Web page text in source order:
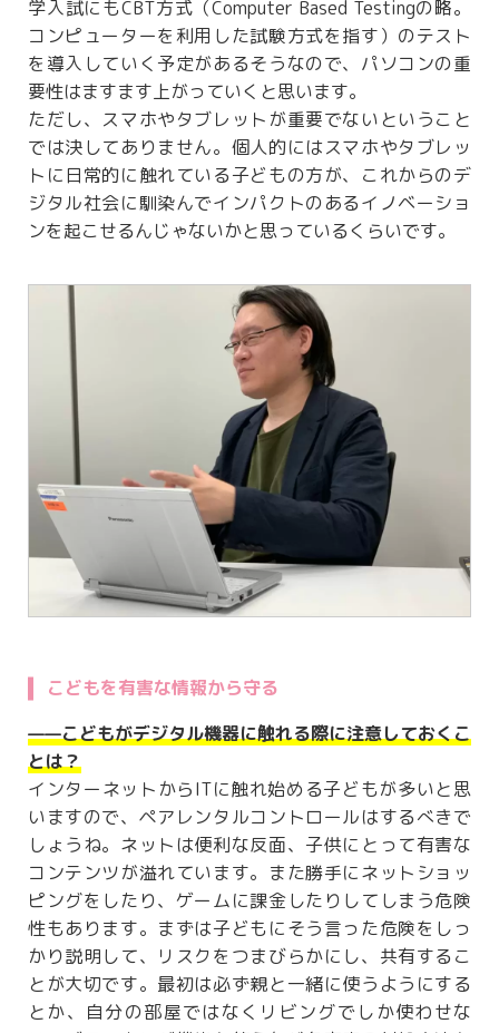
学入試にもCBT方式（Computer Based Testingの略。
コンピューターを利用した試験方式を指す）のテスト
を導入していく予定があるそうなので、パソコンの重
要性はますます上がっていくと思います。
ただし、スマホやタブレットが重要でないということ
では決してありません。個人的にはスマホやタブレッ
トに日常的に触れている子どもの方が、これからのデ
ジタル社会に馴染んでインパクトのあるイノベーショ
ンを起こせるんじゃないかと思っているくらいです。
こどもを有害な情報から守る
——こどもがデジタル機器に触れる際に注意しておくこ
とは？
インターネットからITに触れ始める子どもが多いと思
いますので、ペアレンタルコントロールはするべきで
しょうね。ネットは便利な反面、子供にとって有害な
コンテンツが溢れています。また勝手にネットショッ
ピングをしたり、ゲームに課金したりしてしまう危険
性もあります。まずは子どもにそう言った危険をしっ
かり説明して、リスクをつまびらかにし、共有するこ
とが大切です。最初は必ず親と一緒に使うようにする
とか、自分の部屋ではなくリビングでしか使わせな